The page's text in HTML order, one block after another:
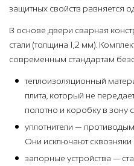
защитных свойств равняется
В основе двери сварная
стали (толщина 1,2 мм).
современным стандартам
теплоизоляционный
плита, который не
полотно и коробку в
уплотнители —
Они исключают
запорные устройства —